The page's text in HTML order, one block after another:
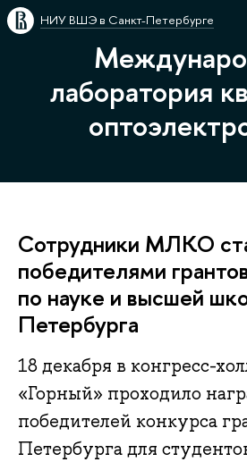
НИУ ВШЭ в Санкт-Петербурге
лаборатория
Сотрудники МЛКО
победителями
по науке и высшей
Петербурга
18 декабря в конгресс-
«Горный» проходило
победителей конкурса
Петербурга для